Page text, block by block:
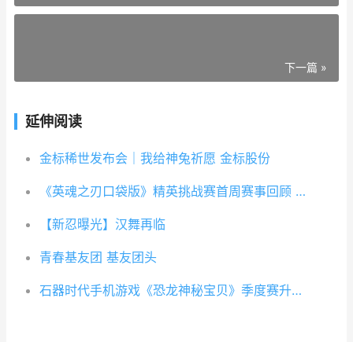
下一篇 »
延伸阅读
金标稀世发布会｜我给神兔祈愿 金标股份
《英魂之刃口袋版》精英挑战赛首周赛事回顾 英魂之刃口袋版应用宝
【新忍曝光】汉舞再临
青春基友团 基友团头
石器时代手机游戏《恐龙神秘宝贝》季度赛升级 石器时代正版手游安卓